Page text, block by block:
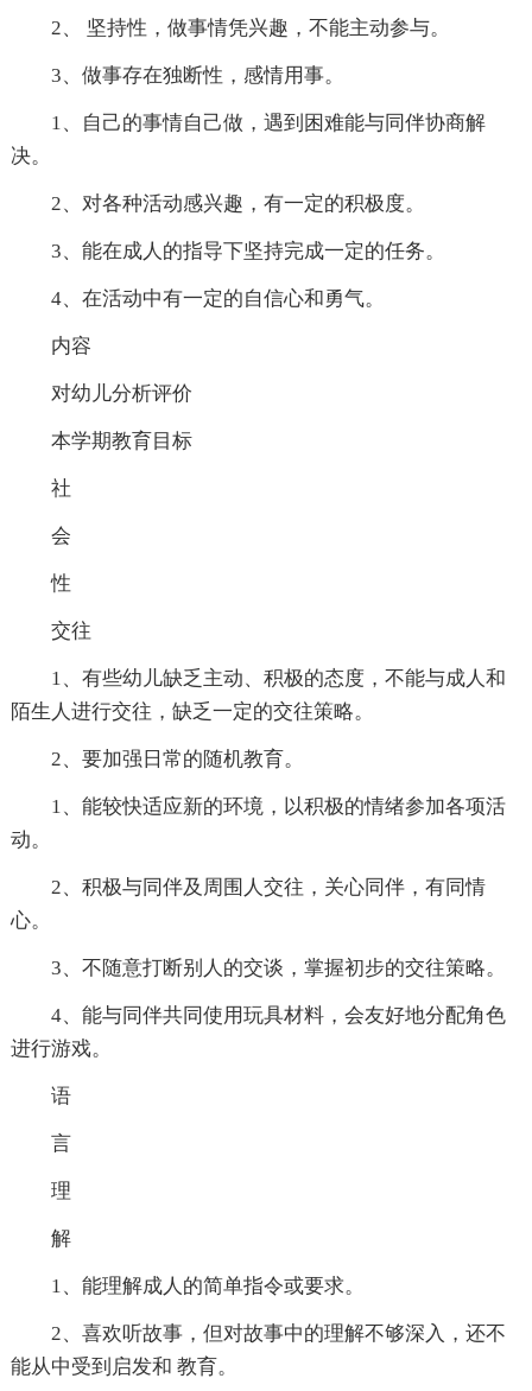
2、 坚持性，做事情凭兴趣，不能主动参与。
3、做事存在独断性，感情用事。
1、自己的事情自己做，遇到困难能与同伴协商解
决。
2、对各种活动感兴趣，有一定的积极度。
3、能在成人的指导下坚持完成一定的任务。
4、在活动中有一定的自信心和勇气。
内容
对幼儿分析评价
本学期教育目标
社
会
性
交往
1、有些幼儿缺乏主动、积极的态度，不能与成人和
陌生人进行交往，缺乏一定的交往策略。
2、要加强日常的随机教育。
1、能较快适应新的环境，以积极的情绪参加各项活
动。
2、积极与同伴及周围人交往，关心同伴，有同情
心。
3、不随意打断别人的交谈，掌握初步的交往策略。
4、能与同伴共同使用玩具材料，会友好地分配角色
进行游戏。
语
言
理
解
1、能理解成人的简单指令或要求。
2、喜欢听故事，但对故事中的理解不够深入，还不
能从中受到启发和 教育。